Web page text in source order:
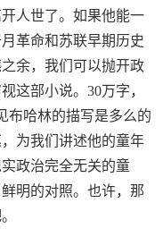
人世了。如果他能一
革命和苏联早期历史
余，我们可以抛开政
这部小说。30万字，
布哈林的描写是多么的
为我们讲述他的童年
政治完全无关的童
明的对照。也许，那